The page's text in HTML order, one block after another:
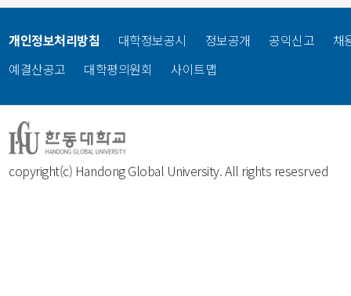
copyright(c) Handong Global University. All rights resesrved
개인정보처리방침 대학정보공시 정보공개 공익신고
채
예결산공고
대학평의원회 사이트맵